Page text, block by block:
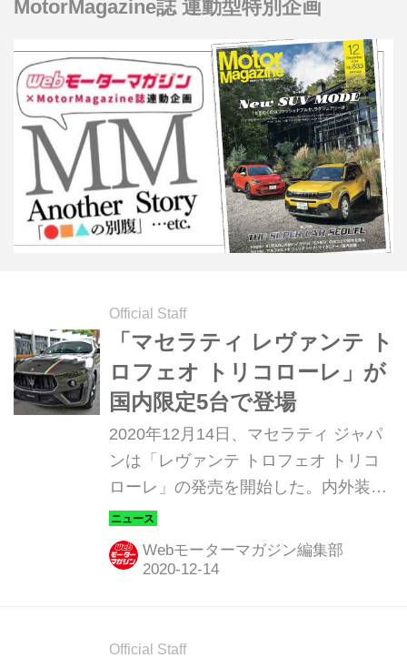
MotorMagazine誌 連動型特別企画
Official Staff
「マセラティ レヴァンテ ト
ロフェオ トリコローレ」が
国内限定5台で登場
2020年12月14日、マセラティ ジャパ
ンは「レヴァンテ トロフェオ トリコ
ローレ」の発売を開始した。内外装に
イタリアの国旗「トリコローレ」があ
しらわれた、日本国内5台限定の特別
仕様車だ。
Webモーターマガジン編集部
Official Staff